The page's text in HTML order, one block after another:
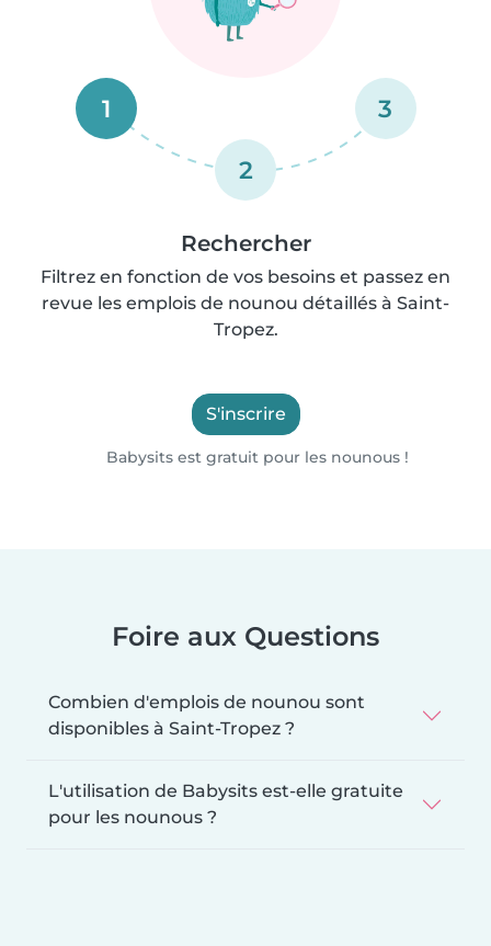
1
2
3
Rechercher
Filtrez en fonction de vos besoins et passez en
revue les emplois de nounou détaillés à Saint-
Tropez.
S'inscrire
Babysits est gratuit pour les nounous !
Foire aux Questions
Combien d'emplois de nounou sont
disponibles à Saint-Tropez ?
L'utilisation de Babysits est-elle gratuite
pour les nounous ?